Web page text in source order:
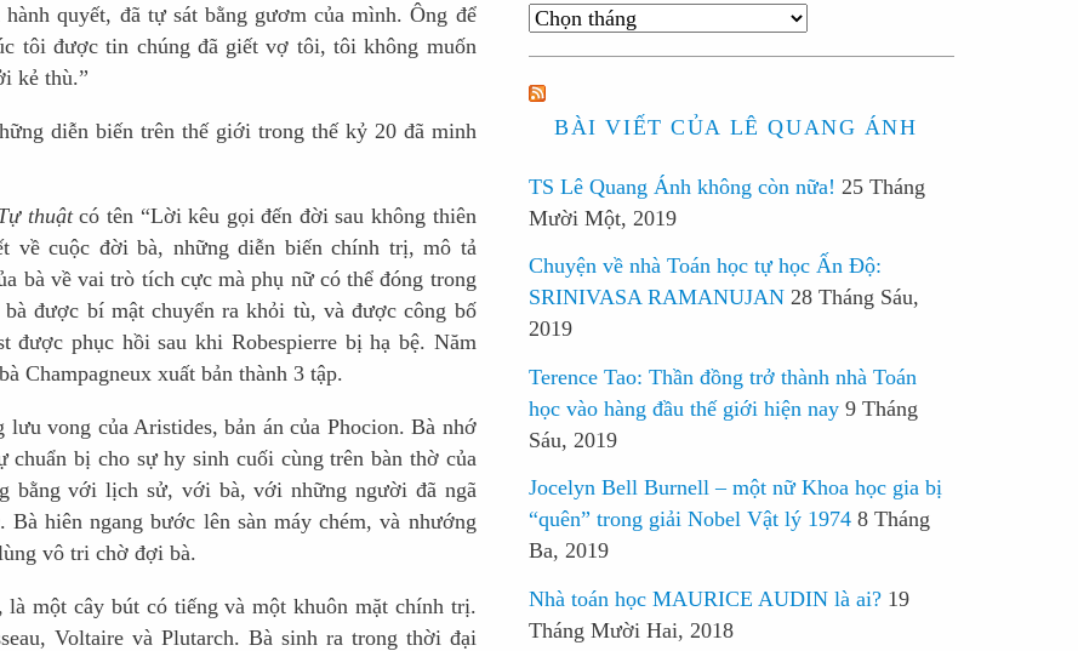
quyết, đã tự sát bằng gươm của mình. Ông để
tôi được tin chúng đã giết vợ tôi, tôi không muốn
kẻ thù.”
diễn biến trên thế giới trong thế kỷ 20 đã minh
thuậtcó tên “Lời kêu gọi đến đời sau không thiên
về cuộc đời bà, những diễn biến chính trị, mô tả
bà về vai trò tích cực mà phụ nữ có thể đóng trong
được bí mật chuyển ra khỏi tù, và được công bố
được phục hồi sau khi Robespierre bị hạ bệ. Năm
Champagneux xuất bản thành 3 tập.
lưu vong của Aristides, bản án của Phocion. Bà nhớ
bị cho sự hy sinh cuối cùng trên bàn thờ của
bằng với lịch sử, với bà, với những người đã ngã
hiên ngang bước lên sàn máy chém, và nhướng
vô tri chờ đợi bà.
một cây bút có tiếng và một khuôn mặt chính trị.
Voltaire và Plutarch. Bà sinh ra trong thời đại
Lưu
BÀI VIẾT CỦA LÊ QUANG ÁNH
TS Lê Quang Ánh không còn nữa! 25 Tháng
Mười Một, 2019
Chuyện về nhà Toán học tự học Ấn Độ:
SRINIVASA RAMANUJAN 28 Tháng Sáu,
2019
Terence Tao: Thần đồng trở thành nhà Toán
học vào hàng đầu thế giới hiện nay 9 Tháng
Sáu, 2019
Jocelyn Bell Burnell – một nữ Khoa học gia bị
“quên” trong giải Nobel Vật lý 1974 8 Tháng
Ba, 2019
Nhà toán học MAURICE AUDIN là ai? 19
Tháng Mười Hai, 2018